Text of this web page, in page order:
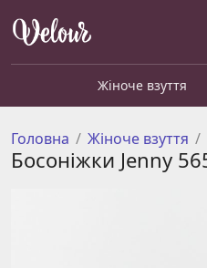
Жіноче взуття
Головна Жіноче взуття
Босоніжки Jenny